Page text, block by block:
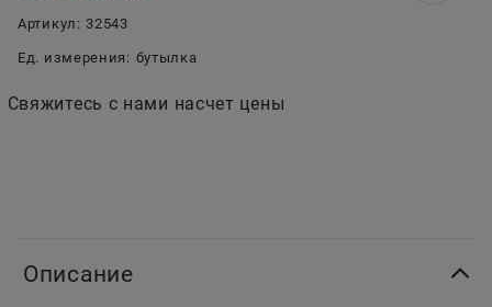
Артикул: 32543
Ед. измерения: бутылка
Свяжитесь с нами насчет цены
Описание